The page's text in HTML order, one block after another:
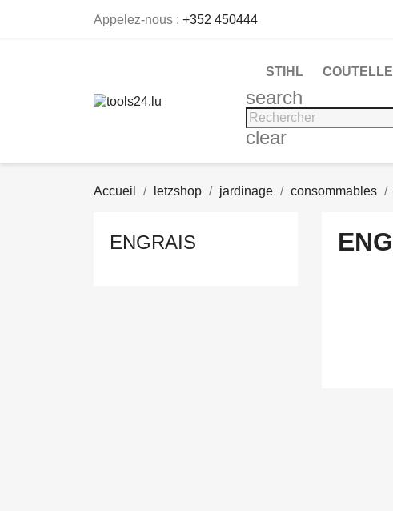
Appelez-nous : +352 450444
STIHL
search
clear
Accueil letzshop jardinage consommables
ENGRAIS